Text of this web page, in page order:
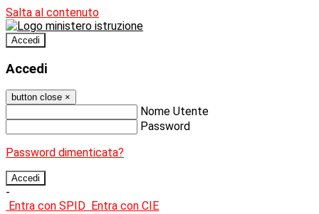
Salta al contenuto
Accedi
Accedi
button close ×
Nome Utente
Password
Password dimenticata?
-
Entra con SPID Entra con CIE